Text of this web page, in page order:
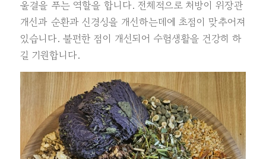
울결을 푸는 역할을 합니다. 전체적으로 처방이 위장관
개선과 순환과 신경성을 개선하는데에 초점이 맞추어져
있습니다. 불편한 점이 개선되어 수험생활을 건강히 하
길 기원합니다.